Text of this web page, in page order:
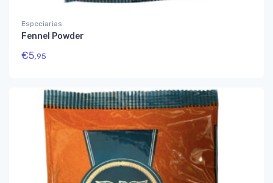
Especiarias
Fennel Powder
€5,95